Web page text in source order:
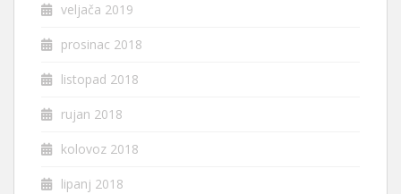
veljača 2019
prosinac 2018
listopad 2018
rujan 2018
kolovoz 2018
lipanj 2018